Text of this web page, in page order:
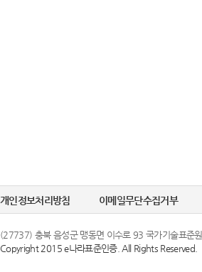
개인정보처리방침 이메일무단수집거부
(27737) 충북 음성군 맹동면 이수로 93 국가기술표준원
Copyright 2015 e나라표준인증. All Rights Reserved.